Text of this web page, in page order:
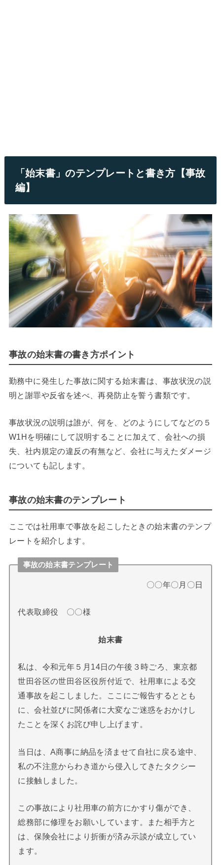
「始末書」のテンプレートと書き方【事故
編】
事故の始末書の書き方ポイント
勤務中に発生した事故に関する始末書は、事故状況の説
明と謝罪や反省を述べ、再発防止を誓う書類です。
事故状況の説明は誰が、何を、どのようにしてなどの５
W1H を明確にして説明することに加えて、会社への損
失、社内規定の違反の有無など、会社に与えたダメージ
についても記します。
事故の始末書のテンプレート
ここでは社用車で事故を起こしたときの始末書のテンプ
レートを紹介します。
事故の始末書テンプレート
〇〇年〇月〇日
代表取締役 〇〇様
始末書
私は、令和元年５月 14日の午後３時ごろ、東京都
世田谷区の世田谷区役所付近で、社用車による交
通事故を起こしました。ここにご報告するととも
に、会社並びに関係者に大変なご迷惑をおかけし
たことを深くお詫び申し上げます。
当日は、A商事に納品を済ませて自社に戻る途中、
私の不注意からわき道から侵入してきたタクシー
に接触しました。
この事故により社用車の前方にかすり傷ができ、
総務部に修理をお願いしています。また相手方と
は、保険会社により折衝が済み示談が成立してい
ます。